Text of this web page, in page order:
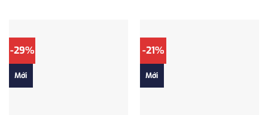
-29%
Mới
-21%
Mới